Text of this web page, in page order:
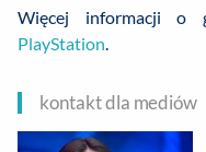
Więcej informacji o
PlayStation.
kontakt dla mediów